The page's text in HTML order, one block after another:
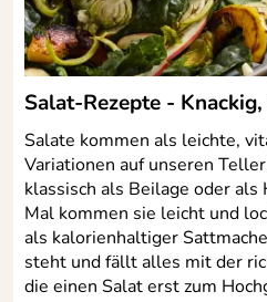
Salat-Rezepte -
Salate kommen als leichte,
Variationen auf unseren
klassisch als Beilage oder
Mal kommen sie leicht und
als kalorienhaltiger
steht und fällt alles mit der
die einen Salat erst zum